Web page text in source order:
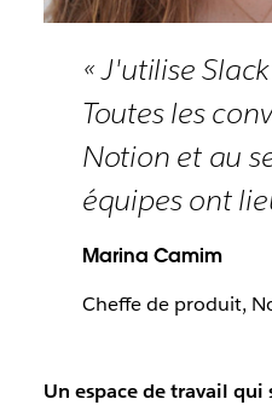
« J'utilise
Toutes les
Notion et au
équipes ont
Marina Camim
Cheffe de produit,
Un espace de travail